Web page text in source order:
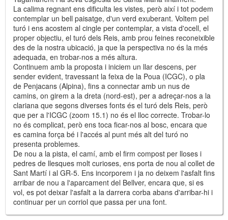
La calima regnant ens dificulta les vistes, però així i tot podem
contemplar un bell paisatge, d'un verd exuberant. Voltem pel
turó i ens acostem al cingle per contemplar, a vista d'ocell, el
proper objectiu, el turó dels Reis, amb prou feines reconeixible
des de la nostra ubicació, ja que la perspectiva no és la més
adequada, en trobar-nos a més altura.
Continuem amb la proposta i iniciem un llar descens, per
sender evident, travessant la feixa de la Poua (ICGC), o pla
de Penjacans (Alpina), fins a connectar amb un nus de
camins, on girem a la dreta (nord-est), per a adreçar-nos a la
clariana que segons diverses fonts és el turó dels Reis, però
que per a l'ICGC (zoom 15.1) no és el lloc correcte. Trobar-lo
no és complicat, però ens toca ficar-nos al bosc, encara que
es camina força bé i l'accés al punt més alt del turó no
presenta problemes.
De nou a la pista, el camí, amb el firm compost per lloses i
pedres de llesques molt curioses, ens porta de nou al collet de
Sant Martí i al GR-5. Ens incorporem i ja no deixem l'asfalt fins
arribar de nou a l'aparcament del Bellver, encara que, si es
vol, es pot deixar l'asfalt a la darrera corba abans d'arribar-hi i
continuar per un corriol que passa per una font.